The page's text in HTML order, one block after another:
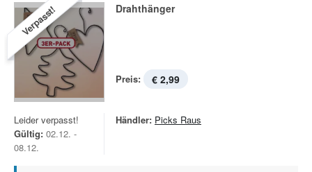
Verpasst! Drahthänger
Preis: € 2,99
Leider verpasst!
Gültig: 02.12. -
08.12.
Händler: Picks Raus